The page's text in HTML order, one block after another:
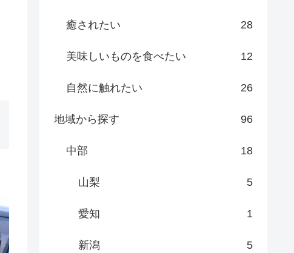
癒されたい 28
美味しいものを食べたい 12
自然に触れたい 26
地域から探す 96
中部 18
山梨 5
愛知 1
新潟 5